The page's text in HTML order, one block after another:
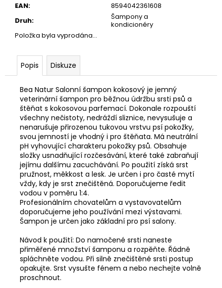
EAN:
8594042361608
Druh:
Šampony a
kondicionéry
Položka byla vyprodána…
Popis Diskuze
Bea Natur Salonní šampon kokosový je jemný
veterinární šampon pro běžnou údržbu srsti psů a
štěňat s kokosovou parfemací. Dokonale rozpouští
všechny nečistoty, nedráždí sliznice, nevysušuje a
nenarušuje přirozenou tukovou vrstvu psí pokožky,
svou jemností je vhodný i pro štěňata. Má neutrální
pH vyhovující charakteru pokožky psů. Obsahuje
složky usnadňující rozčesávání, které také zabraňují
jejímu dalšímu zacuchávání. Po použití získá srst
pružnost, měkkost a lesk. Je určen i pro časté mytí
vždy, kdy je srst znečištěná. Doporučujeme ředit
vodou v poměru 1:4.
Profesionálním chovatelům a vystavovatelům
doporučujeme jeho používání mezi výstavami.
Šampon je určen jako základní pro psí salony.
Návod k použití: Do namočené srsti naneste
přiměřené množství šamponu a rozpěňte. Řádně
spláchněte vodou. Při silně znečištěné srsti postup
opakujte. Srst vysušte fénem a nebo nechejte volně
proschnout.
e
m
e
JOSICAT
KAPSIČKA
BEEF
SAUCE
85G
29
Kč